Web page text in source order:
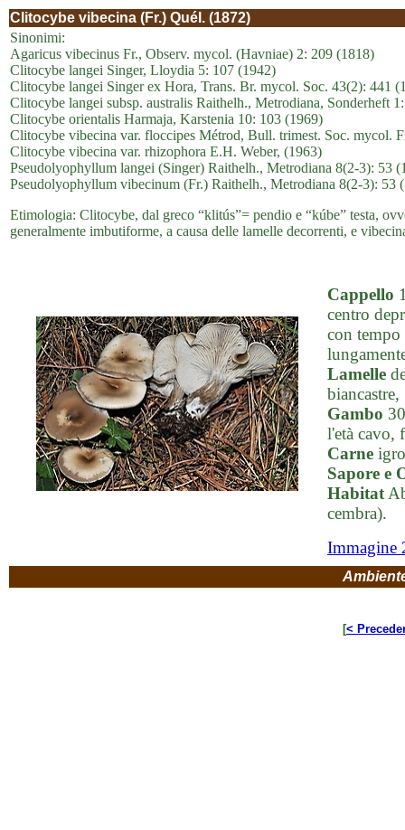
Clitocybe vibecina (Fr.) Quél. (1872)
Sinonimi:
Agaricus vibecinus Fr., Observ. mycol. (Havniae) 2: 209 (1818)
Clitocybe langei Singer, Lloydia 5: 107 (1942)
Clitocybe langei Singer ex Hora, Trans. Br. mycol. Soc. 43(2): 441
Clitocybe langei subsp. australis Raithelh., Metrodiana, Sonderheft
Clitocybe orientalis Harmaja, Karstenia 10: 103 (1969)
Clitocybe vibecina var. floccipes Métrod, Bull. trimest. Soc. mycol.
Clitocybe vibecina var. rhizophora E.H. Weber, (1963)
Pseudolyophyllum langei (Singer) Raithelh., Metrodiana 8(2-3): 53
Pseudolyophyllum vibecinum (Fr.) Raithelh., Metrodiana 8(2-3): 53
Etimologia: Clitocybe, dal greco “klitús”= pendio e “kúbe” testa,
generalmente imbutiforme, a causa delle lamelle decorrenti, e
Cappello
centro
con tempo
Lamelle
Gambo
l'età cavo,
Carne
Sapore e
Habitat
cembra).
Immagine
[<